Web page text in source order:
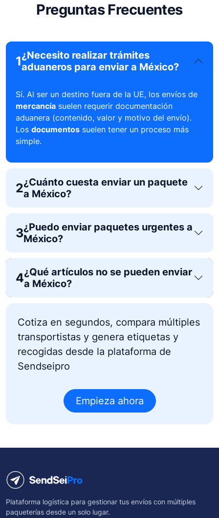
Preguntas Frecuentes
1¿Necesito realizar trámites
aduaneros para enviar a México?
Sí. Al ser un destino fuera de la UE, los envíos de
mercancía suelen requerir documentación
aduanera (contenido, valor y motivo del envío).
Los documentos suelen tener un proceso más
simple.
2¿Cuánto cuesta enviar un paquete
a México?
3¿Puedo enviar paquetes urgentes a
México?
4¿Qué artículos no se pueden enviar
a México?
Cotiza en segundos, compara múltiples
transportistas y genera etiquetas y
recogidas desde la plataforma de
Sendseipro
Empieza ahora
Plataforma logística para gestionar tus envíos con múltiples
paqueterías desde un solo lugar.